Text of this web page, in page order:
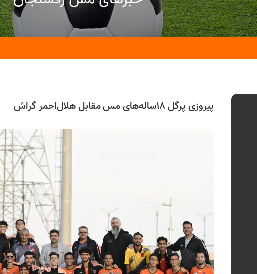
پیروزی پرگل ۱۸‌ساله‌های مس مقابل هلال‌احمر گراش